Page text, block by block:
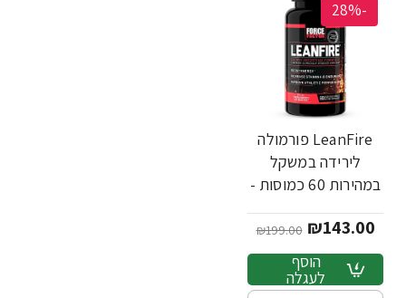
-28%
LeanFire פורמולה
לירידה במשקל
במהירות 60 כמוסות -
₪143.00
₪199.00
הוסף
לעגלה